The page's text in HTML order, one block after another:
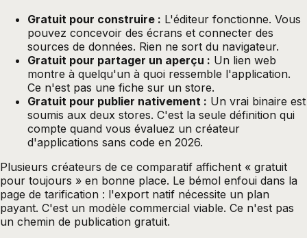
Gratuit pour construire : L'éditeur fonctionne. Vous
pouvez concevoir des écrans et connecter des
sources de données. Rien ne sort du navigateur.
Gratuit pour partager un aperçu : Un lien web
montre à quelqu'un à quoi ressemble l'application.
Ce n'est pas une fiche sur un store.
Gratuit pour publier nativement : Un vrai binaire est
soumis aux deux stores. C'est la seule définition qui
compte quand vous évaluez un créateur
d'applications sans code en 2026.
Plusieurs créateurs de ce comparatif affichent « gratuit
pour toujours » en bonne place. Le bémol enfoui dans la
page de tarification : l'export natif nécessite un plan
payant. C'est un modèle commercial viable. Ce n'est pas
un chemin de publication gratuit.